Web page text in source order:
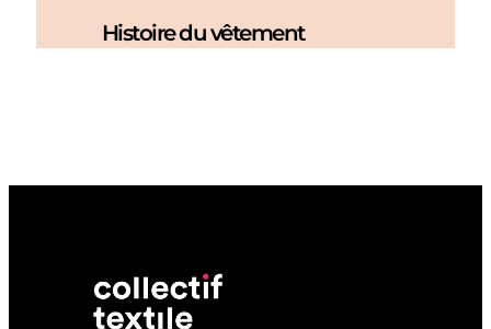
Histoire du vêtement